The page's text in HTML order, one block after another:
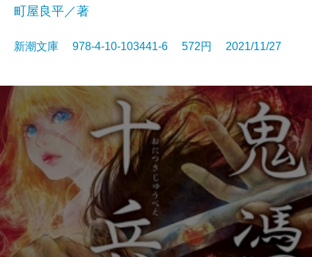
町屋良平／著
新潮文庫 978-4-10-103441-6 572円 2021/11/27